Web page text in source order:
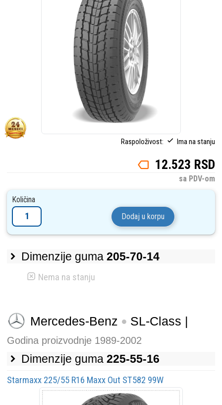
Raspoloživost: Ima na stanju
12.523 RSD
sa PDV-om
Količina
Dodaj u korpu
Dimenzije guma 205-70-14
Nema na stanju
Mercedes-Benz SL-Class |
Godina proizvodnje 1989-2002
Dimenzije guma 225-55-16
Starmaxx 225/55 R16 Maxx Out ST582 99W